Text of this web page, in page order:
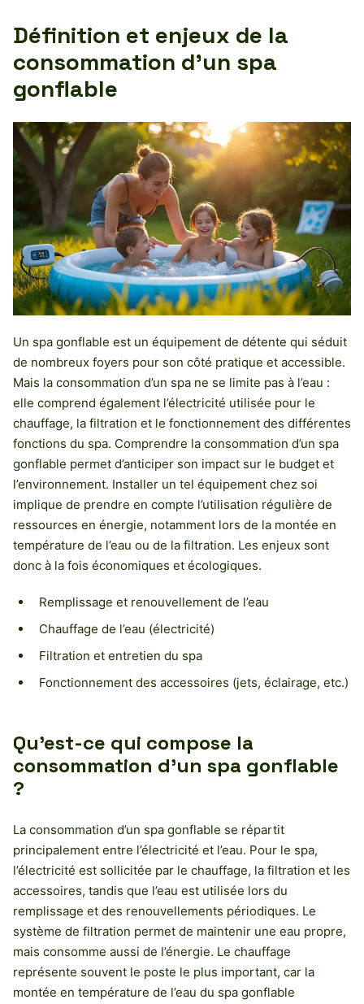
Définition et enjeux de la
consommation d’un spa
gonflable
Un spa gonflable est un équipement de détente qui séduit
de nombreux foyers pour son côté pratique et accessible.
Mais la consommation d’un spa ne se limite pas à l’eau :
elle comprend également l’électricité utilisée pour le
chauffage, la filtration et le fonctionnement des différentes
fonctions du spa. Comprendre la consommation d’un spa
gonflable permet d’anticiper son impact sur le budget et
l’environnement. Installer un tel équipement chez soi
implique de prendre en compte l’utilisation régulière de
ressources en énergie, notamment lors de la montée en
température de l’eau ou de la filtration. Les enjeux sont
donc à la fois économiques et écologiques.
Remplissage et renouvellement de l’eau
Chauffage de l’eau (électricité)
Filtration et entretien du spa
Fonctionnement des accessoires (jets, éclairage, etc.)
Qu’est-ce qui compose la
consommation d’un spa gonflable
?
La consommation d’un spa gonflable se répartit
principalement entre l’électricité et l’eau. Pour le spa,
l’électricité est sollicitée par le chauffage, la filtration et les
accessoires, tandis que l’eau est utilisée lors du
remplissage et des renouvellements périodiques. Le
système de filtration permet de maintenir une eau propre,
mais consomme aussi de l’énergie. Le chauffage
représente souvent le poste le plus important, car la
montée en température de l’eau du spa gonflable